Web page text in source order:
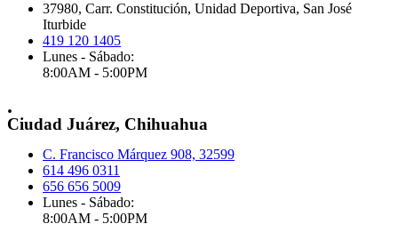
37980, Carr. Constitución, Unidad Deportiva, San José
Iturbide
419 120 1405
Lunes - Sábado:
8:00AM - 5:00PM
.
Ciudad Juárez, Chihuahua
C. Francisco Márquez 908, 32599
614 496 0311
656 656 5009
Lunes - Sábado:
8:00AM - 5:00PM